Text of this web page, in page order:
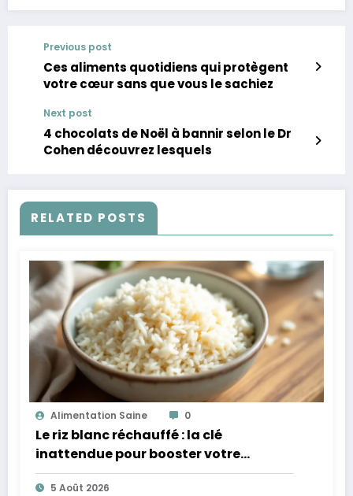
Previous post
Ces aliments quotidiens qui protègent
votre cœur sans que vous le sachiez
Next post
4 chocolats de Noël à bannir selon le Dr
Cohen découvrez lesquels
RELATED POSTS
Alimentation Saine 0
Le riz blanc réchauffé : la clé
inattendue pour booster votre
microbiote
5 Août 2026